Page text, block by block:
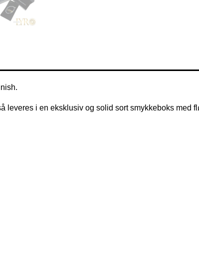
leveres i en eksklusiv og solid sort smykkeboks med